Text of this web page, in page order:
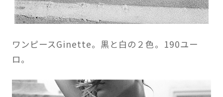
ワンピースGinette。黒と白の２色。190ユー
ロ。